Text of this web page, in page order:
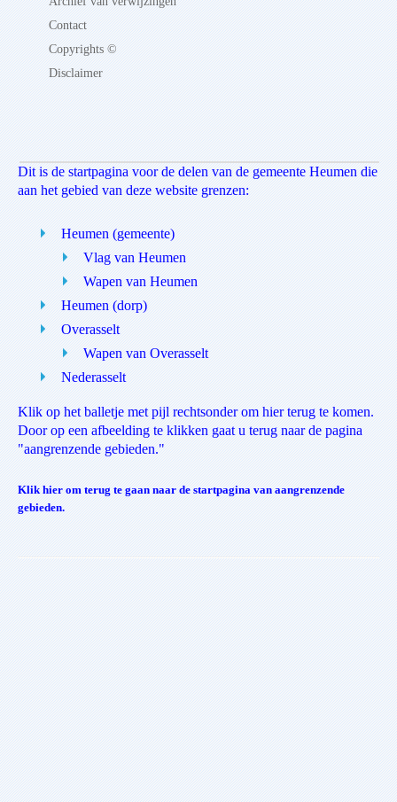
Contact
Copyrights ©
Disclaimer
Dit is de startpagina voor de delen van de gemeente Heumen die
aan het gebied van deze website grenzen:
Heumen (gemeente)
Vlag van Heumen
Wapen van Heumen
Heumen (dorp)
Overasselt
Wapen van Overasselt
Nederasselt
Klik op het balletje met pijl rechtsonder om hier terug te komen.
Door op een afbeelding te klikken gaat u terug naar de pagina
"aangrenzende gebieden."
Klik hier om terug te gaan naar de startpagina van aangrenzende
gebieden.